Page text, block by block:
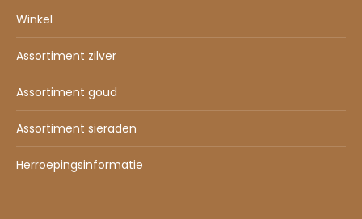
Winkel
Assortiment zilver
Assortiment goud
Assortiment sieraden
Herroepingsinformatie